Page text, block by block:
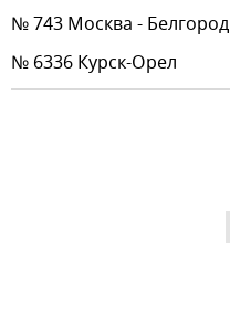
№ 743 Москва - Белгород
№ 6336 Курск-Орел